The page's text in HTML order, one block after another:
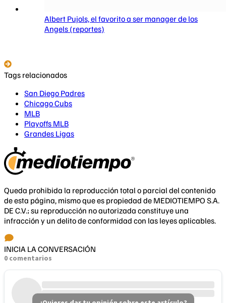
Albert Pujols, el favorito a ser manager de los
Angels (reportes)
Tags relacionados
San Diego Padres
Chicago Cubs
MLB
Playoffs MLB
Grandes Ligas
Queda prohibida la reproducción total o parcial del contenido
de esta página, mismo que es propiedad de MEDIOTIEMPO S.A.
DE C.V.; su reproducción no autorizada constituye una
infracción y un delito de conformidad con las leyes aplicables.
INICIA LA CONVERSACIÓN
0 comentarios